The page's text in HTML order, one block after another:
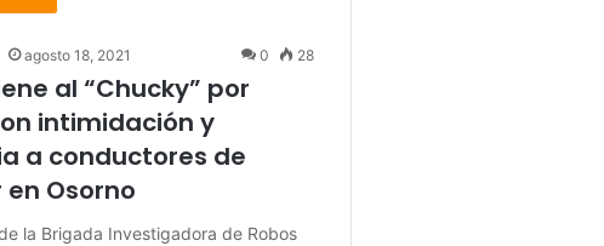
agosto 18, 2021 0 28
al “Chucky” por
intimidación y
a conductores de
Osorno
la Brigada Investigadora de Robos